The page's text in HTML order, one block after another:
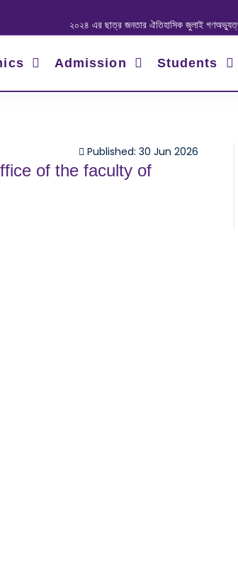
২০২৪ এর ছাত্র জনতার ঐতিহাসিক জুলাই
Admission Students
Published: 30 Jun 2026
of the faculty of